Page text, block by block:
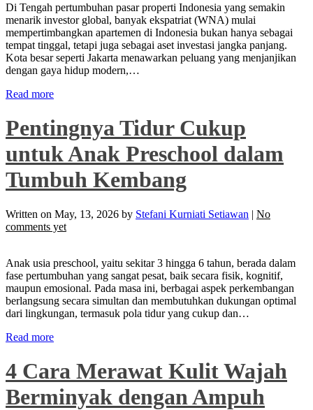
Di Tengah pertumbuhan pasar properti Indonesia yang semakin
menarik investor global, banyak ekspatriat (WNA) mulai
mempertimbangkan apartemen di Indonesia bukan hanya sebagai
tempat tinggal, tetapi juga sebagai aset investasi jangka panjang.
Kota besar seperti Jakarta menawarkan peluang yang menjanjikan
dengan gaya hidup modern,…
Read more
Pentingnya Tidur Cukup
untuk Anak Preschool dalam
Tumbuh Kembang
Written on May, 13, 2026 by Stefani Kurniati Setiawan | No
comments yet
Anak usia preschool, yaitu sekitar 3 hingga 6 tahun, berada dalam
fase pertumbuhan yang sangat pesat, baik secara fisik, kognitif,
maupun emosional. Pada masa ini, berbagai aspek perkembangan
berlangsung secara simultan dan membutuhkan dukungan optimal
dari lingkungan, termasuk pola tidur yang cukup dan…
Read more
4 Cara Merawat Kulit Wajah
Berminyak dengan Ampuh